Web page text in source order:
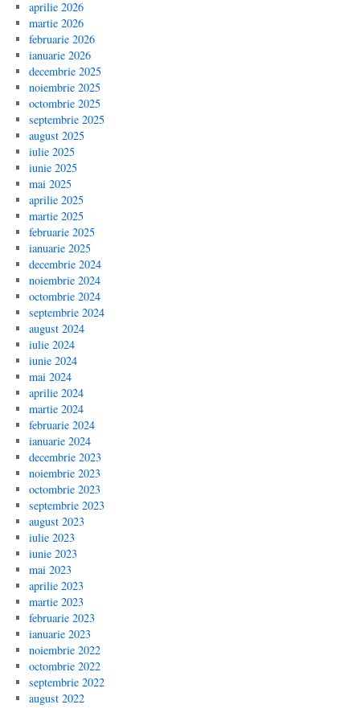
aprilie 2026
martie 2026
februarie 2026
ianuarie 2026
decembrie 2025
noiembrie 2025
octombrie 2025
septembrie 2025
august 2025
iulie 2025
iunie 2025
mai 2025
aprilie 2025
martie 2025
februarie 2025
ianuarie 2025
decembrie 2024
noiembrie 2024
octombrie 2024
septembrie 2024
august 2024
iulie 2024
iunie 2024
mai 2024
aprilie 2024
martie 2024
februarie 2024
ianuarie 2024
decembrie 2023
noiembrie 2023
octombrie 2023
septembrie 2023
august 2023
iulie 2023
iunie 2023
mai 2023
aprilie 2023
martie 2023
februarie 2023
ianuarie 2023
noiembrie 2022
octombrie 2022
septembrie 2022
august 2022